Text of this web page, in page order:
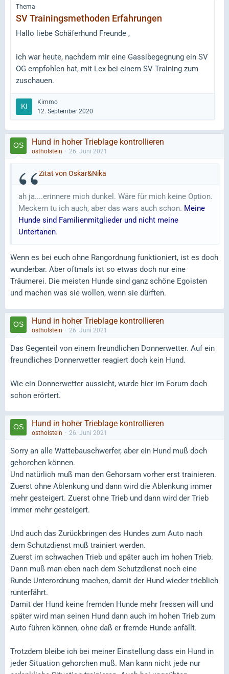
Thema
SV Trainingsmethoden Erfahrungen
Hallo liebe Schäferhund Freunde ,
ich war heute, nachdem mir eine Gassibegegnung ein SV
OG empfohlen hat, mit Lex bei einem SV Training zum
zuschauen.
Alle Leute dort waren sehr nett, der Platz, Vereinsheim
usw. in Top Zustand.
Nachdem einige Mitglieder Lex begutachtet haben,
wurde ich zu einem ersten Hetzspiel eingeladen, Lex
wurde gelobt, alles bestens.
welches (fast) ohne Gewalt trainiert hat ....was ist
Gewalt, wo fängt es an?
Klar, es…
Kimmo
12. September 2020
Hund in hoher Trieblage kontrollieren
ostholstein 26. Juni 2021
Zitat von Oskar&Nika
ah ja....erinnere mich dunkel. Wäre für mich keine Option.
Meckern tu ich auch, aber das wars auch schon. Meine
Hunde sind Familienmitglieder und nicht meine
Untertanen.
Wenn es bei euch ohne Rangordnung funktioniert, ist es doch
wunderbar. Aber oftmals ist so etwas doch nur eine
Träumerei. Die meisten Hunde sind ganz schöne Egoisten
und machen was sie wollen, wenn sie dürften.
Hund in hoher Trieblage kontrollieren
ostholstein 26. Juni 2021
Das Gegenteil von einem freundlichen Donnerwetter. Auf ein
freundliches Donnerwetter reagiert doch kein Hund.
Wie ein Donnerwetter aussieht, wurde hier im Forum doch
schon erörtert.
Hund in hoher Trieblage kontrollieren
ostholstein 26. Juni 2021
Sorry an alle Wattebauschwerfer, aber ein Hund muß doch
gehorchen können.
Und natürlich muß man den Gehorsam vorher erst trainieren.
Zuerst ohne Ablenkung und dann wird die Ablenkung immer
mehr gesteigert. Zuerst ohne Trieb und dann wird der Trieb
immer mehr gesteigert.
Und auch das Zurückbringen des Hundes zum Auto nach
dem Schutzdienst muß trainiert werden.
Zuerst im schwachen Trieb und später auch im hohen Trieb.
Dann muß man eben nach dem Schutzdienst noch eine
Runde Unterordnung machen, damit der Hund wieder trieblich
runterfährt.
Damit der Hund keine fremden Hunde mehr fressen will und
später wird man seinen Hund dann auch im hohen Trieb zum
Auto führen können, ohne daß er fremde Hunde anfällt.
Trotzdem bleibe ich bei meiner Einstellung dass ein Hund in
jeder Situation gehorchen muß. Man kann nicht jede nur